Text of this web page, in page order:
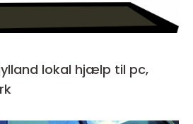
til pc,